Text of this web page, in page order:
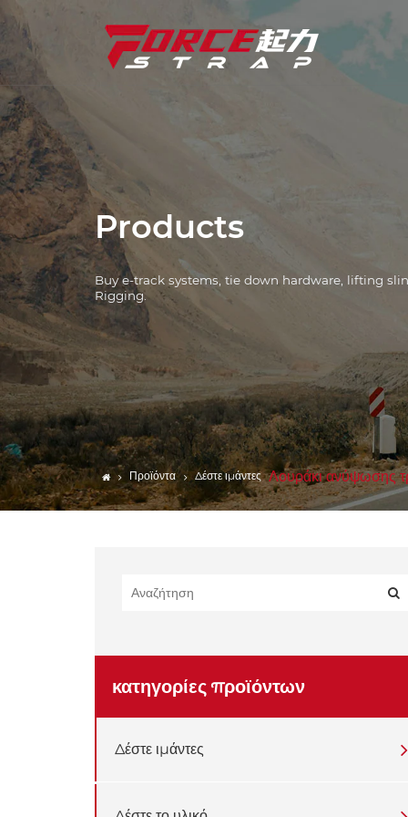
L Track Systems
αλυσίδα και συνδετικά
Ανυψωτικές σφεντόνες
ΜΠΑΡ ΦΟΡΤΙΩΝ
Ούγια
Εξαρτήματα ανυψωτικών
μηχανισμών
Products
Buy e-track systems, tie down hardware, lifting
Rigging.
Προϊόντα Δέστε ιμάντες Λουράκι ανύψωσης
κατηγορίες προϊόντων
Δέστε ιμάντες